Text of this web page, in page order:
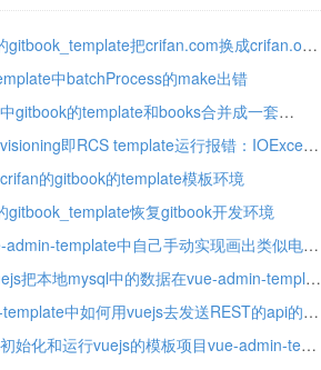
【已解决】更新crifan的gitbook_template把crifan.com换成crifan.org
中batchProcess的make出错
【已解决】把自己Mac中gitbook的template和books合并成一套
【未解决】rcsjta中provisioning即RCS template运行报错：IOException occurred Unable to resolve host config.rcs.mnc009.mcc460.pub.3gppnetwork.org
的gitbook的template模板环境
gitbook_template恢复gitbook开发环境
【未解决】vuejs的vue-admin-template中自己手动实现画出类似电路图的控制面板图
【已解决】Mac中用vuejs把本地mysql中的数据在vue-admin-template的table列表页面展示出来
【已解决】vue-admin-template中如何用vuejs去发送REST的api的POST请求并返回和解析json字符串
【已解决】Mac中本地初始化和运行vuejs的模板项目vue-admin-template